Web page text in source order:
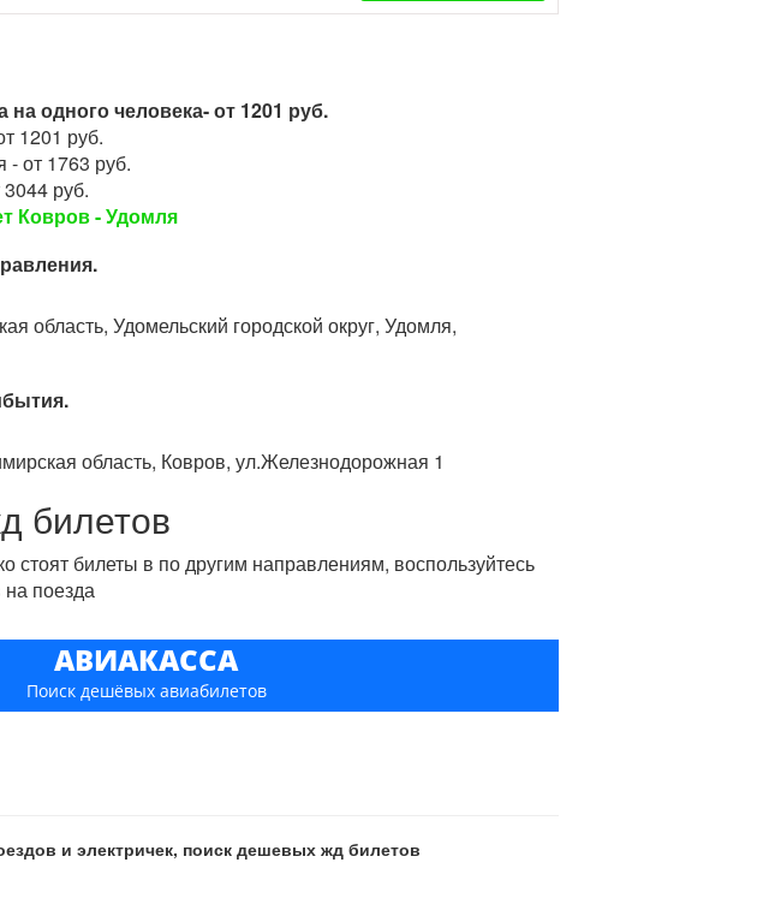
одного человека- от 1201 руб.
1201 руб.
- от 1763 руб.
руб.
Ковров - Удомля
область, Удомельский городской округ, Удомля,
область, Ковров, ул.Железнодорожная 1
билетов
стоят билеты в по другим направлениям, воспользуйтесь
поезда
АВИАКАССА
Поиск дешёвых авиабилетов
и электричек, поиск дешевых жд билетов